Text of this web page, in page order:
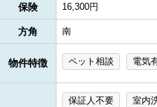
保険 16,300円
方角 南
物件特徴 ペット相談 電気
保証人不要 室内